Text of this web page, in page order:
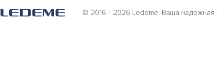
© 2016 - 2026 Ledeme. Ваша